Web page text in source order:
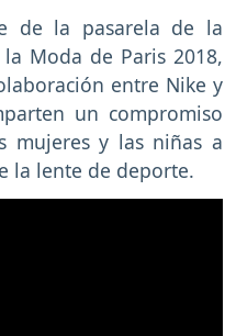
de la pasarela de la
Moda de Paris 2018,
entre Nike y
un compromiso
mujeres y las niñas a
la lente de deporte.